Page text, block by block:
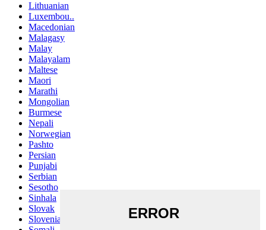
Lithuanian
Luxembou..
Macedonian
Malagasy
Malay
Malayalam
Maltese
Maori
Marathi
Mongolian
Burmese
Nepali
Norwegian
Pashto
Persian
Punjabi
Serbian
Sesotho
Sinhala
Slovak
Slovenian